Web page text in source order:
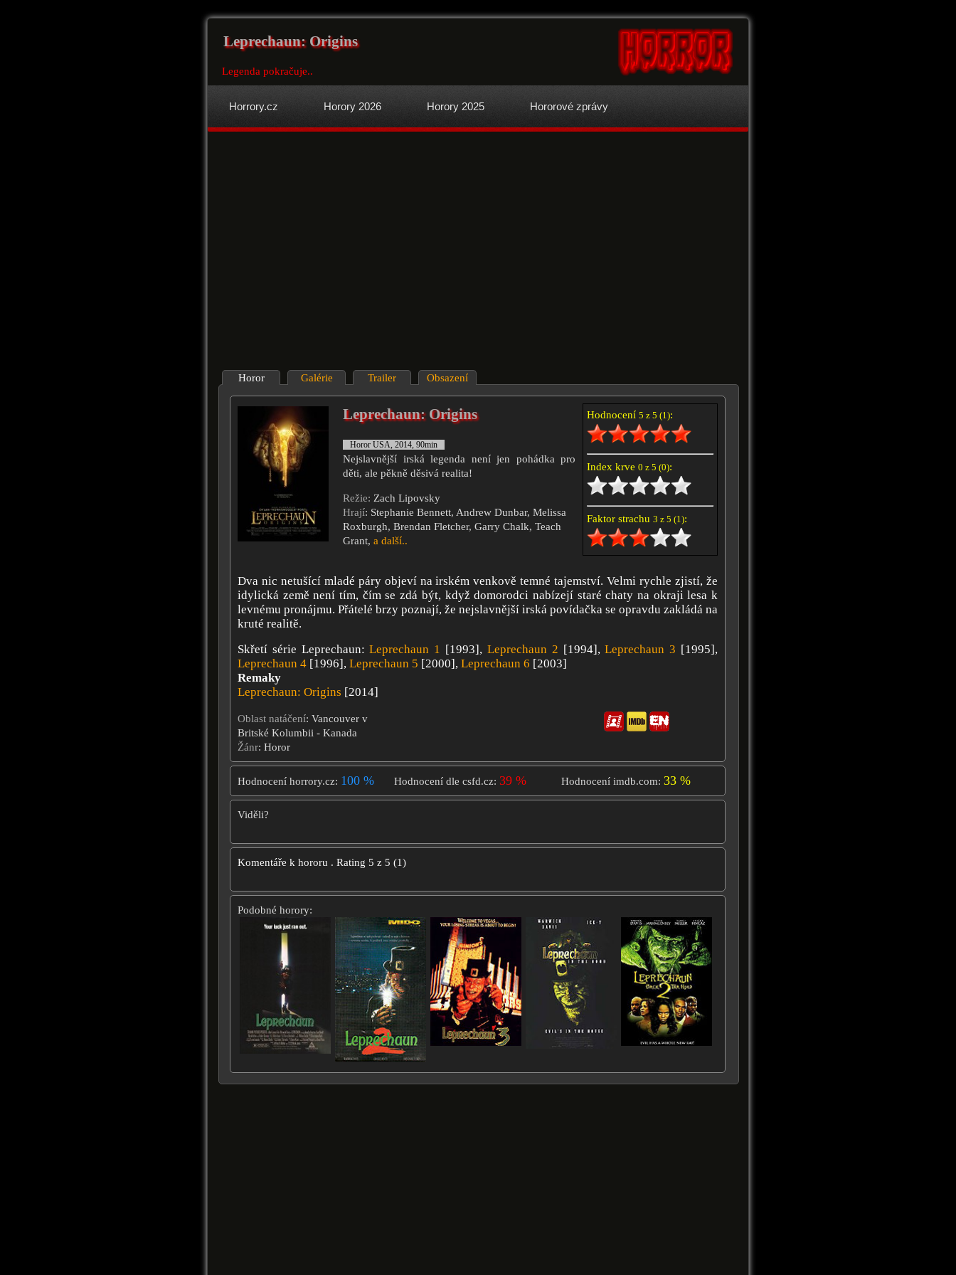
Leprechaun: Origins
Legenda pokračuje..
Horrory.cz Horory 2026 Horory 2025 Hororové zprávy
Horor Galérie Trailer Obsazení
Hodnocení 5 z 5 (1):
Index krve 0 z 5 (0):
Faktor strachu 3 z 5 (1):
Leprechaun: Origins
Horor USA, 2014, 90min
Nejslavnější irská legenda není jen pohádka pro
děti, ale pěkně děsivá realita!
Režie: Zach Lipovsky
Hrají: Stephanie Bennett, Andrew Dunbar, Melissa
Roxburgh, Brendan Fletcher, Garry Chalk, Teach
Grant, a další..
Dva nic netušící mladé páry objeví na irském venkově temné tajemství. Velmi rychle zjistí, že
idylická země není tím, čím se zdá být, když domorodci nabízejí staré chaty na okraji lesa k
levnému pronájmu. Přátelé brzy poznají, že nejslavnější irská povídačka se opravdu zakládá na
kruté realitě.
Skřetí série Leprechaun:Leprechaun 1 [1993], Leprechaun 2 [1994],Leprechaun 3 [1995],
Leprechaun 4 [1996], Leprechaun 5 [2000], Leprechaun 6 [2003]
Remaky
Leprechaun: Origins [2014]
Oblast natáčení: Vancouver v
Britské Kolumbii - Kanada
Žánr: Horor
Hodnocení horrory.cz: 100 % Hodnocení dle csfd.cz: 39 % Hodnocení imdb.com: 33 %
Viděli?
Komentáře k hororu . Rating 5 z 5 (1)
Podobné horory: